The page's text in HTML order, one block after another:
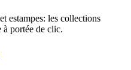
estampes: les collections
portée de clic.